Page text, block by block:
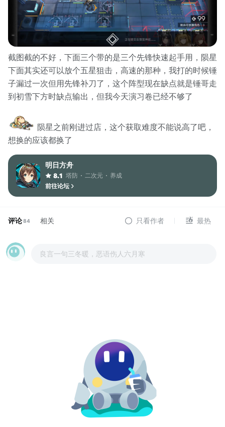
截图截的不好，下面三个带的是三个先锋快速起手用，陨星
下面其实还可以放个五星狙击，高速的那种，我打的时候锤
子漏过一次但用先锋补刀了，这个阵型现在缺点就是锤哥走
到初雪下方时缺点输出，但我今天演习卷已经不够了
陨星之前刚进过店，这个获取难度不能说高了吧，
想换的应该都换了
明日方舟
8.1 塔防 二次元
养成
前往论坛
评论84 相关 只看作者 最热
良言一句三冬暖，恶语伤人六月寒